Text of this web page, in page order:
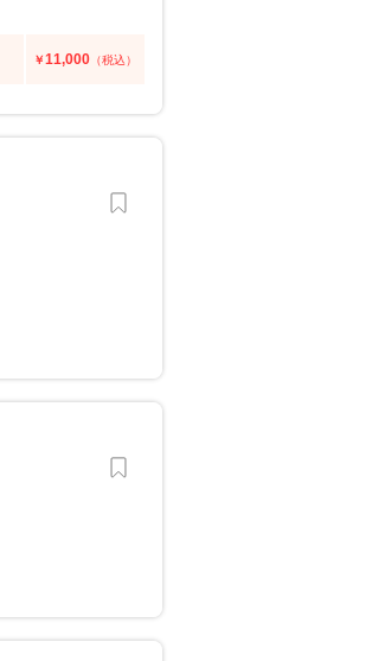
￥11,000 （税込）